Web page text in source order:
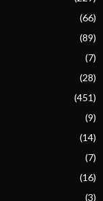
(66)
(89)
(7)
(28)
(451)
(9)
(14)
(7)
(16)
(3)